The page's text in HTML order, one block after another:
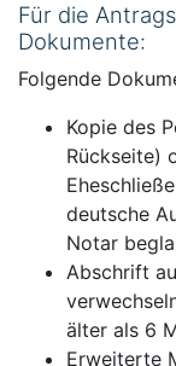
Für die
Dokumente:
Folgende
Kopie des
Rückseite)
deutsche
Notar
Abschrift
älter als 6
Erweiterte